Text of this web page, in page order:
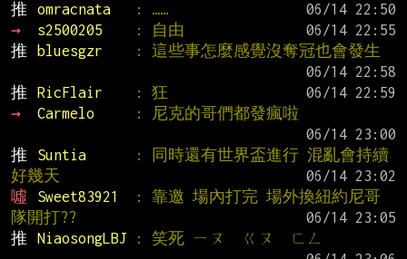
推
omracnata : ……
→
s2500205 : 自由
推
bluesgzr
: 這些事怎麼感覺沒奪冠也會發生
推
RicFlair : 狂
→
Carmelo
: 尼克的哥們都發瘋啦
推
Suntia
: 同時還有世界盃進行 混亂會持續
好幾天
噓
Sweet83921
: 靠邀 場內打完 場外換紐約尼哥
隊開打??
推
NiaosongLBJ
: 笑死 ㄧㄡ  ㄍㄡ  ㄈㄥ